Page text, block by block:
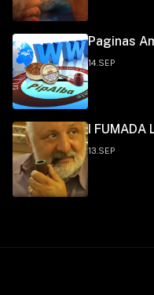
Paginas
14.SEP
I
13.SEP